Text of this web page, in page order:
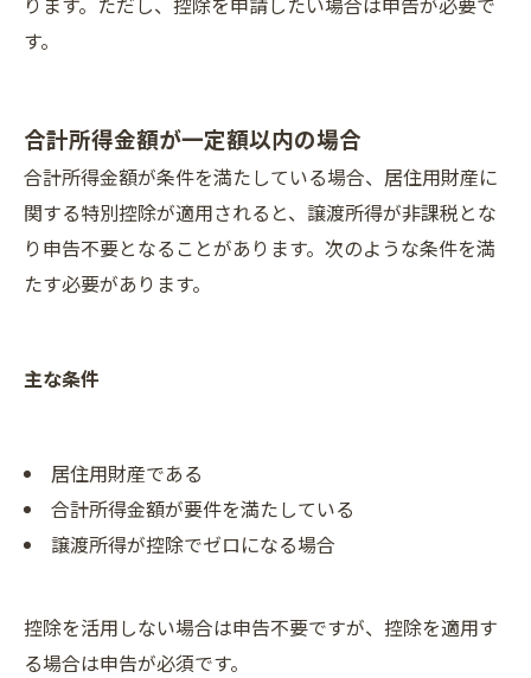
す。
合計所得金額が一定額以内の場合
合計所得金額が条件を満たしている場合、居住用財産に
関する特別控除が適用されると、譲渡所得が非課税とな
り申告不要となることがあります。次のような条件を満
たす必要があります。
主な条件
居住用財産である
合計所得金額が要件を満たしている
譲渡所得が控除でゼロになる場合
控除を活用しない場合は申告不要ですが、控除を適用す
る場合は申告が必須です。